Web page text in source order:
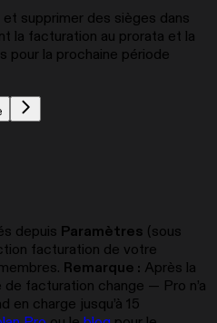
supprimer des sièges dans
la facturation au prorata et la
pour la prochaine période
depuis Paramètres (sous
facturation de votre
Remarque : Après la
facturation change — Pro n’a
en charge jusqu’à 15